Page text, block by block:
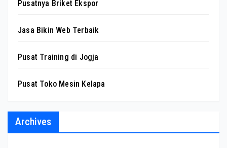
Pusatnya Briket Ekspor
Jasa Bikin Web Terbaik
Pusat Training di Jogja
Pusat Toko Mesin Kelapa
Archives